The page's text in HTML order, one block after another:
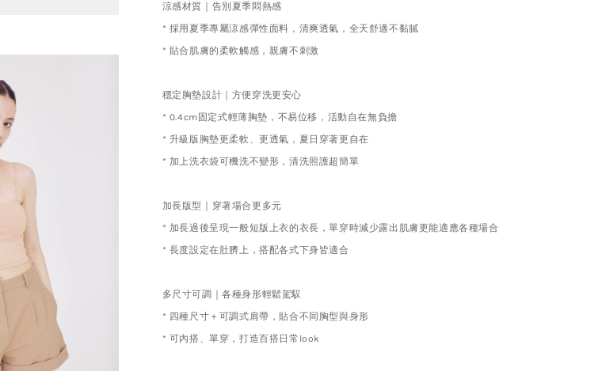
涼感材質｜告別夏季悶熱感
* 採用夏季專屬涼感彈性面料，清爽透氣，全天舒適不黏膩
* 貼合肌膚的柔軟觸感，親膚不刺激
穩定胸墊設計｜方便穿洗更安心
* 0.4cm固定式輕薄胸墊，不易位移，活動自在無負擔
* 升級版胸墊更柔軟、更透氣，夏日穿著更自在
* 加上洗衣袋可機洗不變形，清洗照護超簡單
加長版型
｜穿著場合更多元
* 加長過後呈現一般短版上衣的衣長，單穿時減少露出肌膚更能適應各種場合
* 長度設定在肚臍上，搭配各式下身皆適合
多尺寸可調｜各種身形輕鬆駕馭
* 四種尺寸＋可調式肩帶，貼合不同胸型與身形
* 可內搭、單穿，打造百搭日常look